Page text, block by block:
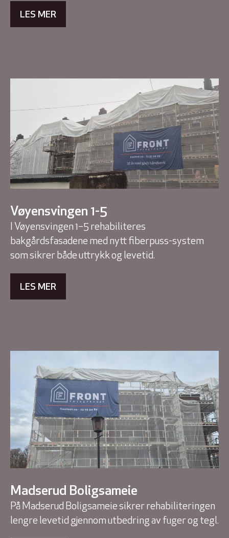
LES MER
Vøyensvingen 1-5
I Vøyensvingen 1–5 rehabiliteres
bakgårdsfasadene med nytt fiberpuss-system
som sikrer både uttrykk og levetid.
LES MER
Madserud Boligsameie
På Madserud Boligsameie sikrer rehabiliteringen
lengre levetid gjennom utbedring av fuger og tegl.